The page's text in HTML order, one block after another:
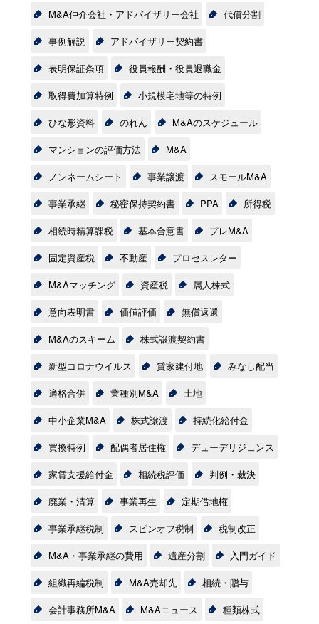
M&A仲介会社・アドバイザリー会社
代償分割
事例解説
アドバイザリー契約書
表明保証条項
役員報酬・役員退職金
取得費加算特例
小規模宅地等の特例
ひな形資料
のれん
M&Aのスケジュール
マンションの評価方法
M&A
ノンネームシート
事業譲渡
スモールM&A
事業承継
秘密保持契約書 PPA
所得税
相続時精算課税
基本合意書
プレM&A
固定資産税
不動産
プロセスレター
M&Aマッチング
資産税
属人株式
意向表明書
価値評価
無償返還
M&Aのスキーム
株式譲渡契約書
新型コロナウイルス
貸家建付地
みなし配当
適格合併
業種別M&A
土地
中小企業M&A
株式譲渡
持続化給付金
買換特例
配偶者居住権
デューデリジェンス
家賃支援給付金
相続税評価
判例・裁決
廃業・清算
事業再生
定期借地権
事業承継税制
スピンオフ税制
税制改正
M&A・事業承継の費用
遺産分割
入門ガイド
組織再編税制
M&A売却先
相続・贈与
会計事務所M&A
M&Aニュース 種類株式